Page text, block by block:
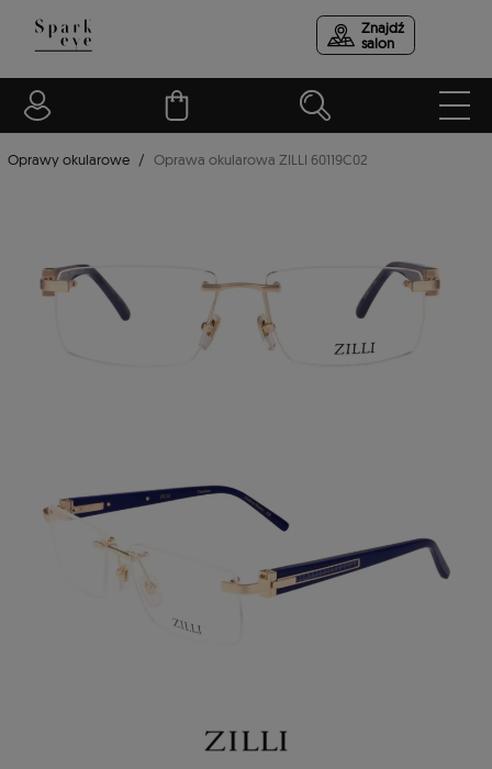
Znajdź
salon
Oprawy okularowe Oprawa okularowa ZILLI 60119C02